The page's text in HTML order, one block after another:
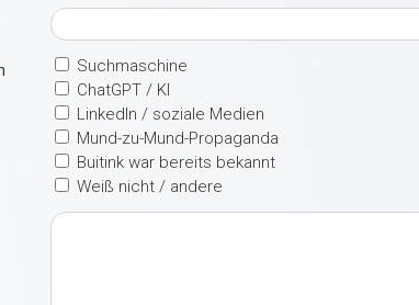
Suchmaschine
ChatGPT / KI
LinkedIn / soziale Medien
Mund-zu-Mund-Propaganda
Buitink war bereits bekannt
Weiß nicht / andere